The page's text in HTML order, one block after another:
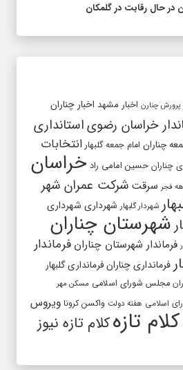
چنارن اخبار مشهد اخبار چناران
خراسان رضویاستانداری
چناران امام جمعه گلبهار انتخابات
چناران حسین امامی راد خراسان
فجر سرقت شرکت عمران شهر
شهردار گلبهار شهرداری شهرداری
شهرستان چناران
فرماندار شهرستان چناران فرماندار
فرمانداری چنارانفرمانداری گلبهار
مجلس شورای اسلامی مسکن مهر
اسلامی هفته دولت واکسن کرونا ویروس
کلام تازهکلام تازه نیوز